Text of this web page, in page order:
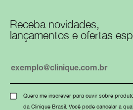
Receba novidades,
lançamentos e ofertas
Quero me inscrever para ouvir sobre
da Clinique Brasil. Você pode cancelar a